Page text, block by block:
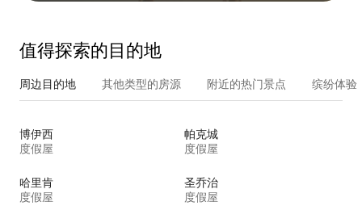
值得探索的目的地
周边目的地 其他类型的房源 附近的热门景点 缤纷体验
博伊西
度假屋
帕克城
度假屋
哈里肯
度假屋
圣乔治
度假屋